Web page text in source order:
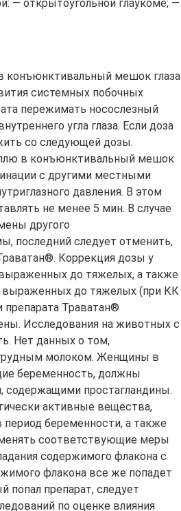
— открытоугольной глаукоме; —
конъюнктивальный мешок глаза
системных побочных
пережимать носослезный
угла глаза. Если доза
со следующей дозы.
в конъюнктивальный мешок
с другими местными
давления. В этом
не менее 5 мин. В случае
другого
последний следует отменить,
Коррекция дозы у
до тяжелых, а также
выраженных до тяжелых (при КК
Траватан®
Исследования на животных с
Нет данных о том,
молоком. Женщины в
беременность, должны
содержащими простагландины.
активные вещества,
беременности, а также
соответствующие меры
содержимого флакона с
флакона все же попадет
попал препарат, следует
по оценке влияния